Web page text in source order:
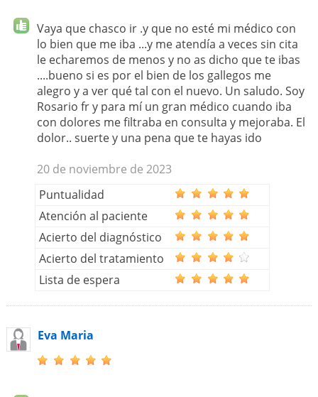
Vaya que chasco ir .y que no esté mi médico con
lo bien que me iba ...y me atendía a veces sin cita
le echaremos de menos y no as dicho que te ibas
....bueno si es por el bien de los gallegos me
alegro y a ver qué tal con el nuevo. Un saludo. Soy
Rosario fr y para mí un gran médico cuando iba
con dolores me filtraba en consulta y mejoraba. El
dolor.. suerte y una pena que te hayas ido
20 de noviembre de 2023
Puntualidad
Atención al paciente
Acierto del diagnóstico
Acierto del tratamiento
Lista de espera
Eva Maria